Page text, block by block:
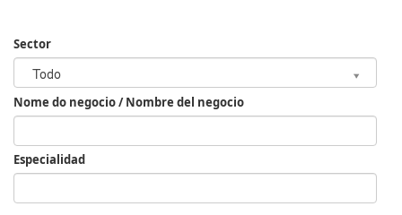
Sector
Todo
Sector
Nome do negocio / Nombre del negocio
Especialidad